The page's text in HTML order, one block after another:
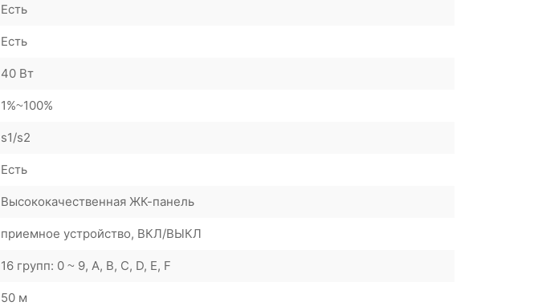
Есть
Есть
40 Вт
1%~100%
s1/s2
Есть
Высококачественная ЖК-панель
приемное устройство, ВКЛ/ВЫКЛ
16 групп: 0 ~ 9, A, B, C, D, E, F
50 м